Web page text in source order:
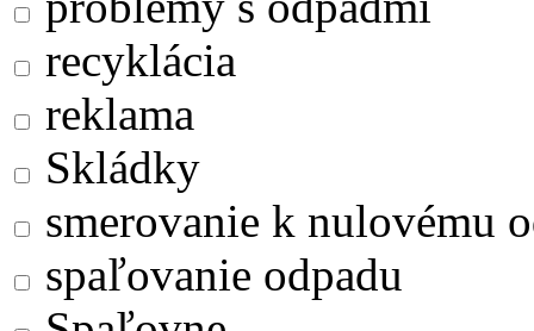
recyklácia
reklama
Skládky
smerovanie k nulovému
spaľovanie odpadu